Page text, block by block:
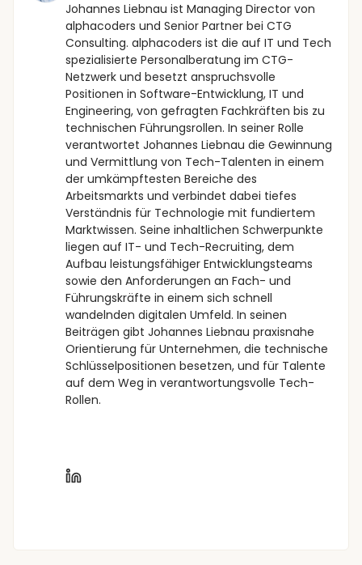
Johannes Liebnau ist Managing Director von
alphacoders und Senior Partner bei CTG
Consulting. alphacoders ist die auf IT und Tech
spezialisierte Personalberatung im CTG-
Netzwerk und besetzt anspruchsvolle
Positionen in Software-Entwicklung, IT und
Engineering, von gefragten Fachkräften bis zu
technischen Führungsrollen. In seiner Rolle
verantwortet Johannes Liebnau die Gewinnung
und Vermittlung von Tech-Talenten in einem
der umkämpftesten Bereiche des
Arbeitsmarkts und verbindet dabei tiefes
Verständnis für Technologie mit fundiertem
Marktwissen. Seine inhaltlichen Schwerpunkte
liegen auf IT- und Tech-Recruiting, dem
Aufbau leistungsfähiger Entwicklungsteams
sowie den Anforderungen an Fach- und
Führungskräfte in einem sich schnell
wandelnden digitalen Umfeld. In seinen
Beiträgen gibt Johannes Liebnau praxisnahe
Orientierung für Unternehmen, die technische
Schlüsselpositionen besetzen, und für Talente
auf dem Weg in verantwortungsvolle Tech-
Rollen.